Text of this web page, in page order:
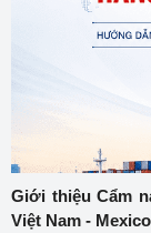
Giới thiệu Cẩm
Việt Nam - Mexico